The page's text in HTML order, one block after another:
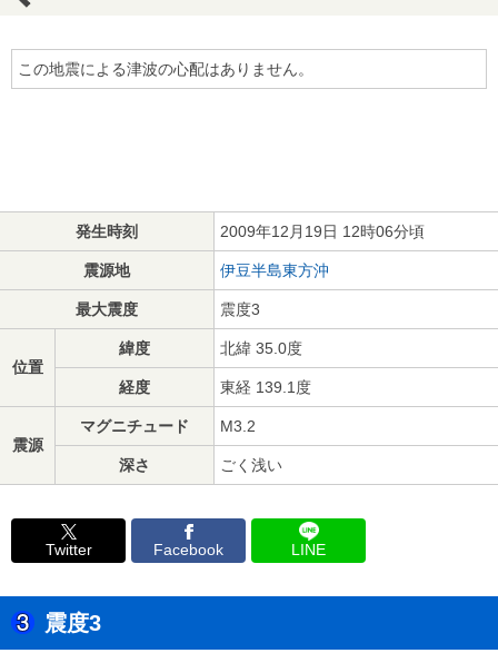
この地震による津波の心配はありません。
発生時刻 2009年12月19日 12時06分頃
震源地 伊豆半島東方沖
最大震度 震度3
位置
緯度 北緯 35.0度
経度 東経 139.1度
震源
マグニチュード M3.2
深さ ごく浅い
Twitter Facebook LINE
震度3